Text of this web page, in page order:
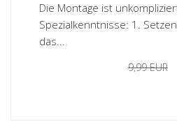
Die Montage ist
Spezialkenntnisse: 1.
das...
9,99 EUR